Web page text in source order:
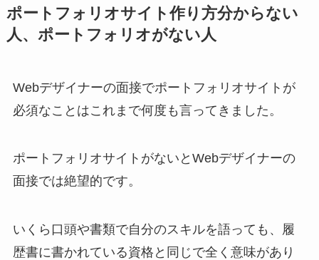
ポートフォリオサイト作り方分からない
人、ポートフォリオがない人
Webデザイナーの面接でポートフォリオサイトが
必須なことはこれまで何度も言ってきました。
ポートフォリオサイトがないとWebデザイナーの
面接では絶望的です。
いくら口頭や書類で自分のスキルを語っても、履
歴書に書かれている資格と同じで全く意味があり